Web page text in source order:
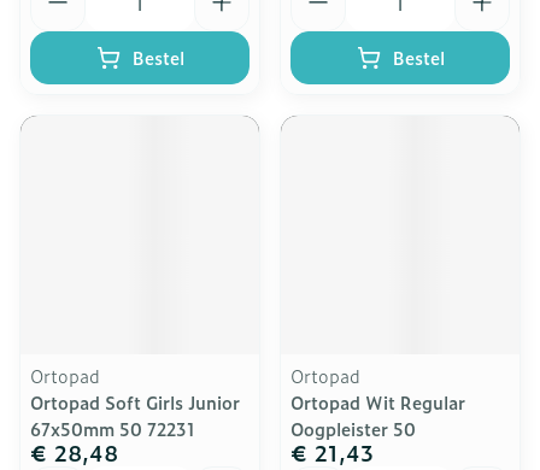
Bestel Bestel
Ortopad
Ortopad Soft Girls Junior
67x50mm 50 72231
€ 28,48
Ortopad
Ortopad Wit Regular
Oogpleister 50
€ 21,43